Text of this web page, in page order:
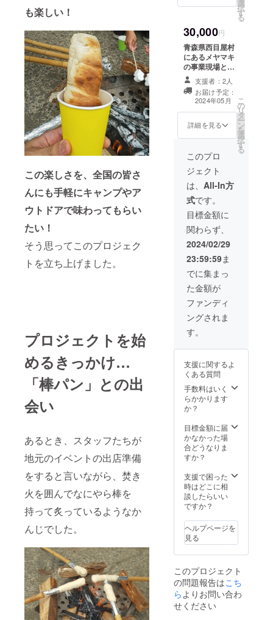
も楽しい！
この楽しさを、全国の皆さ
んにも手軽にキャンプやア
ウトドアで味わってもらい
たい！
そう思ってこのプロジェク
トを立ち上げました。
プロジェクトを始
めるきっかけ…
「棒パン」との出
会い
あるとき、スタッフたちが
地元のイベントの出店準備
をすると言いながら、焚き
火を囲んでなにやら棒を
持って炙っているようなか
んじでした。
す。お
申込み
不要で
す。
多かっ
には発
送が遅
れる可
能性も
ありま
ました
ン生地
を出し
て冷凍
庫で保
管くだ
さい。
※沖縄地
方およ
び離島
へはお
届けで
きませ
ん。 ※
パン生
地製造
のキャ
パに限
りがあ
るた
め、リ
ターン
品のご
希望が
多かっ
た場合
には発
送が遅
れる可
能性も
ありま
「津軽
り」】
青森な
らで
は、リ
ンゴの
つくっ
た薪で
す。 リ
ンゴの
いので
着火は
しにく
いです
長持ち
しま
す。 焚
いたと
ンゴ特
有のほ
のかな
甘い香
りがす
付され
意書き
をご確
認くだ
さい。
※クール
便での
お届け
になり
ます。
到着し
ました
ら、箱
からパ
ン生地
を出し
て冷凍
庫で保
管くだ
さい。
※沖縄地
方およ
び離島
へはお
届けで
きませ
ん。 ※
パン生
地製造
のキャ
パに限
め、リ
品のご
希望が
多かっ
た場合
には発
れる可
能性も
ありま
す 【白
木炭】
青森な
らでは
のリン
から
作った
高級木
す。 リ
ンゴの
木は硬
いた
め、炭
地：
80g×6
個 国
産小麦
（おも
に岩
手、青
森産）
使用 冷
凍保
存 賞
味期
限：約3
か月 ※
原材料
及び添
加物等
の食品
表示は
お届け
商品の
ラベル
に表記
されま
す。 商
品開封
前には
必ずお
届けの
リター
ンに貼
意書き
をご確
認くだ
さい。
※クール
お届け
になり
ます。
到着し
ら、箱
からパ
ン生地
を出し
庫で保
管くだ
び離島
へはお
届けで
きませ
ん。 ※
楽しみ
方＞説
明書』
付き パ
ン生
地：
80g×6
個×３
セット
麦（お
もに岩
森産）
使用 冷
凍保
存 賞
味期
限：約3
か月 ※
原材料
及び添
加物等
の食品
表示は
お届け
商品の
ラベル
に表記
されま
す。 商
届けの
リター
ンに貼
付され
たラベ
意書き
をご確
認くだ
さい。
便での
お届け
になり
ます。
到着し
ました
ら、箱
を出し
て冷凍
庫で保
管くだ
さい。
※沖縄地
バッグ
×18袋
をお届
けしま
す。
【白神
焙煎珈
琲】 道
の駅津
軽白神
の中に
煎施設
で炭火
れた珈
琲。 遠
赤外線
効果で
ふっく
ら仕上
がった
豆は香
りがと
ても豊
かで、
まろや
かな酸
味が特
徴。 紅
茶など
の
ティー
に、
カップ
にお湯
を注ぐ
だけで
本格
味わう
ことが
できる
コー
ヒー」
豆の産
地：コ
ロンビ
ア コー
バッグ
１袋
（一杯
分）８
ｇ×18袋
製造
元：株
選
択
す
る
30,000円
青森県西目屋村
にあるメヤマキ
の事業現場と村
内主要スポット
を社長自らご案
内いたします。
また実際に焚き
火をしながら
「棒パン」づく
要望に応じて薪
割り、木工、ア
ウトドア体験な
どもご準備いた
します。 実施時
期：2024年5月
以降 具体的な実
施日程について
は、プロジェク
ト終了後に支援
絡を取らせてい
ただき相談のう
え決定します。
【青森県西目屋
村】 青森県南西
部にあり、豊か
な森に囲まれ世
界自然遺産「白
神山地」の入口
のひとつでもあ
ります。 白神山
地のブナ林散策
や津軽ダム見
学、ダム湖の水
陸両用バスツ
アーなどが人気
業現場としては
薪製造工場、薪
ボイラー施設の
見学および薪づ
体験、キャンプ
場開設時期キャ
ンプ・アウトド
ア体験なども可
ス 青森空港から
車で1時間30分
東北新幹線/新青
森駅から車で1時
間30分 JR奥羽
本線/弘前駅から
車で30分 ※現地
（青森県西目屋
村）までの移動
および村内の移
支援者：2人
お届け予定：
2024年05月
詳細を見る
こ
の
リ
タ
ー
ン
を
選
択
す
る
このプロ
ジェクト
は、 All-In方
式です。
目標金額に
関わらず、
2024/02/29
23:59:59ま
でに集まっ
た金額が
ファンディ
ングされま
す。
支援に関するよ
くある質問
手数料はいく
らかかります
か？
目標金額に届
かなかった場
合どうなりま
すか？
支援で困った
時はどこに相
談したらいい
ですか？
ヘルプページを
見る
このプロジェクト
の問題報告はこち
ら よりお問い合わ
せください